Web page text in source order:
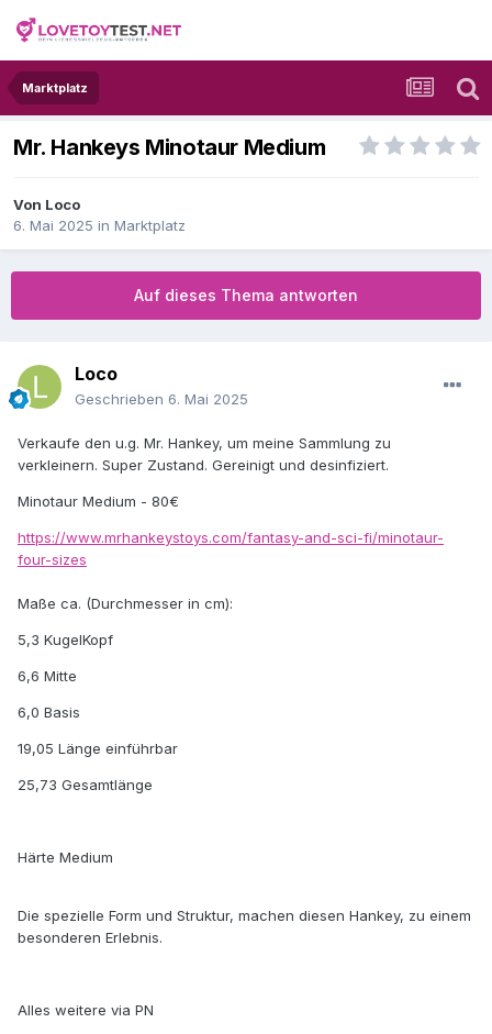
Marktplatz
Mr. Hankeys Minotaur Medium
Von Loco
6. Mai 2025 in Marktplatz
Auf dieses Thema antworten
Loco
Geschrieben 6. Mai 2025
Verkaufe den u.g. Mr. Hankey, um meine Sammlung zu
verkleinern. Super Zustand. Gereinigt und desinfiziert.
Minotaur Medium - 80€
https://www.mrhankeystoys.com/fantasy-and-sci-fi/minotaur-
four-sizes
Maße ca. (Durchmesser in cm):
5,3 KugelKopf
6,6 Mitte
6,0 Basis
19,05 Länge einführbar
25,73 Gesamtlänge
Härte Medium
Die spezielle Form und Struktur, machen diesen Hankey, zu einem
besonderen Erlebnis.
Alles weitere via PN